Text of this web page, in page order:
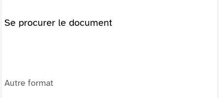
Se procurer le document
Autre format